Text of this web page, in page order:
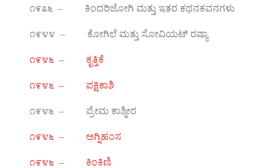
೧೯೩೬ – ಕಿಂದರಿಜೋಗಿ ಮತ್ತು ಇತರ ಕಥನಕವನಗಳು
೧೯೪೪ – ಕೋಗಿಲೆ ಮತ್ತು ಸೋವಿಯಟ್ ರಷ್ಯಾ
೧೯೪೬ – ಕೃತ್ತಿಕೆ
೧೯೪೬ – ಪಕ್ಷಿಕಾಶಿ
೧೯೪೬ – ಪ್ರೇಮ ಕಾಶ್ಮೀರ
೧೯೪೬ – ಅಗ್ನಿಹಂಸ
೧೯೪೬ – ಕಿಂಕಿಣಿ